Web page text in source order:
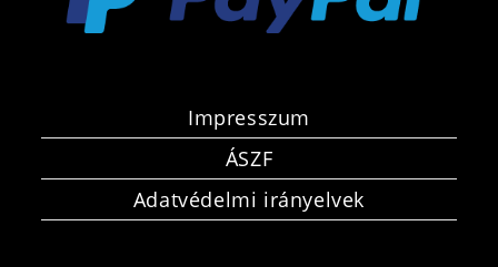
Impresszum
ÁSZF
Adatvédelmi irányelvek